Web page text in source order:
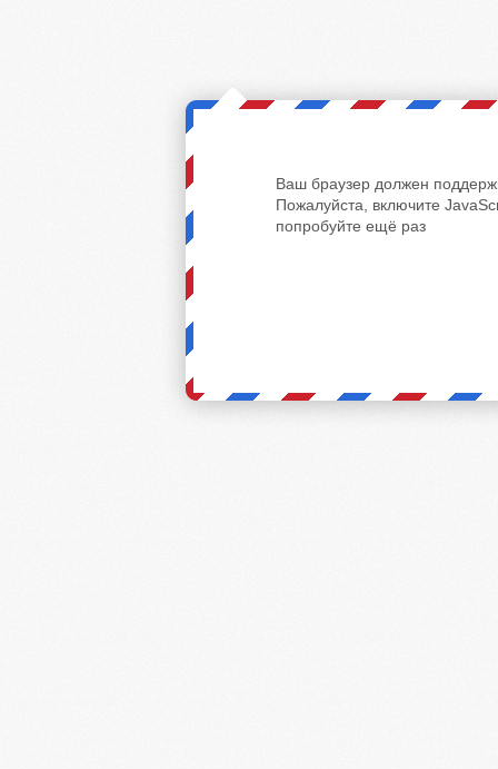
Ваш браузер должен
Пожалуйста, включите
попробуйте ещё раз